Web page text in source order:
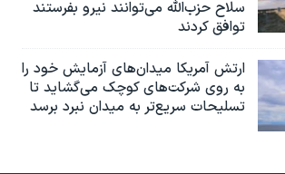
سلاح حزب‌الله می‌توانند نیرو بفرستند
توافق کردند
ارتش آمریکا میدان‌های آزمایش خود را
به روی شرکت‌های کوچک می‌گشاید تا
تسلیحات سریع‌تر به میدان نبرد برسد